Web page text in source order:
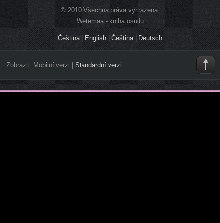
© 2010 Všechna práva vyhrazena.
Wetemaa - kniha osudu
Čeština| English Čeština Deutsch
Zobrazit: Mobilní verzi Standardní verzi